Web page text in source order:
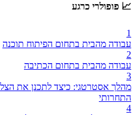
📈 פופולרי כרגע
1
עבודה מהבית בתחום הפיתוח תוכנה
2
עבודה מהבית בתחום הכתיבה
3
מהלך אסטרטגי: כיצד לתכנן את
התחרותי
4